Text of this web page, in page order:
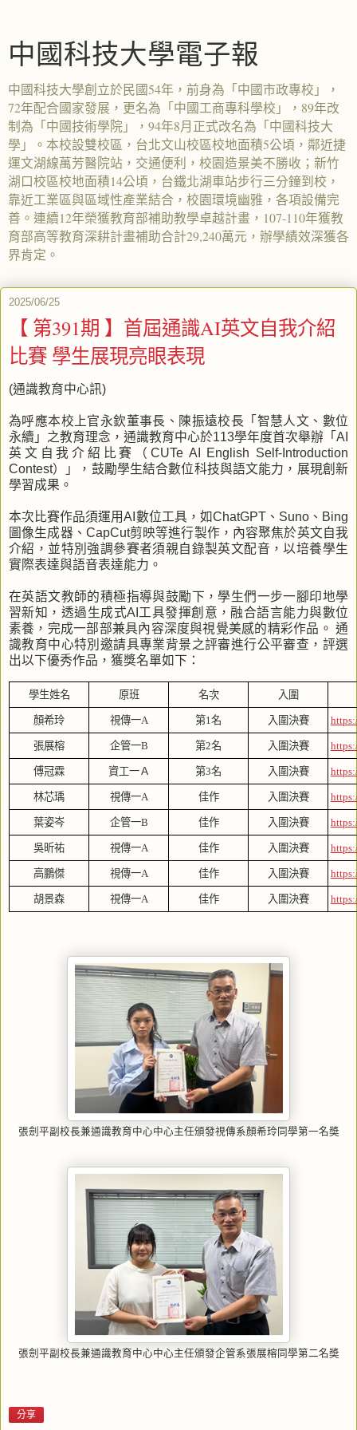
中國科技大學電子報
中國科技大學創立於民國54年，前身為「中國市政專校」，
72年配合國家發展，更名為「中國工商專科學校」，89年改
制為「中國技術學院」，94年8月正式改名為「中國科技大
學」。本校設雙校區，台北文山校區校地面積5公頃，鄰近捷
運文湖線萬芳醫院站，交通便利，校園造景美不勝收；新竹
湖口校區校地面積14公頃，台鐵北湖車站步行三分鐘到校，
靠近工業區與區域性產業結合，校園環境幽雅，各項設備完
善。連續12年榮獲教育部補助教學卓越計畫，107-110年獲教
育部高等教育深耕計畫補助合計29,240萬元，辦學績效深獲各
界肯定。
2025/06/25
【 第391期 】首屆通識AI英文自我介紹
比賽 學生展現亮眼表現
(通識教育中心訊)
為呼應本校上官永欽董事長、陳振遠校長「智慧人文、數位
永續」之教育理念，通識教育中心於113學年度首次舉辦「AI
英文自我介紹比賽（CUTe AI English Self-Introduction
Contest）」，鼓勵學生結合數位科技與語文能力，展現創新
學習成果。
本次比賽作品須運用AI數位工具，如ChatGPT、Suno、Bing
圖像生成器、CapCut剪映等進行製作，內容聚焦於英文自我
介紹，並特別強調參賽者須親自錄製英文配音，以培養學生
實際表達與語音表達能力。
在英語文教師的積極指導與鼓勵下，學生們一步一腳印地學
習新知，透過生成式AI工具發揮創意，融合語言能力與數位
素養，完成一部部兼具內容深度與視覺美感的精彩作品。 通
識教育中心特別邀請具專業背景之評審進行公平審查，評選
出以下優秀作品，獲獎名單如下：
學生姓名 原班 名次 入圍
顏希玲 視傳一A 第1名 入圍決賽
張展榕 企管一B 第2名 入圍決賽
傅冠霖 資工一Ａ 第3名 入圍決賽
林芯瑀 視傳一A 佳作 入圍決賽
葉姿岑 企管一B 佳作 入圍決賽
吳昕祐 視傳一A 佳作 入圍決賽
高鵬傑 視傳一A 佳作 入圍決賽
胡景森 視傳一A 佳作 入圍決賽
張劍平副校長兼通識教育中心中心主任頒發視傳系顏希玲同學第一名奬
張劍平副校長兼通識教育中心中心主任頒發企管系張展榕同學第二名奬
分享